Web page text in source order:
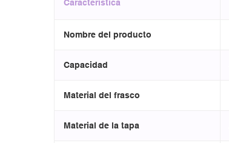
Característica
Nombre del producto
Capacidad
Material del frasco
Material de la tapa